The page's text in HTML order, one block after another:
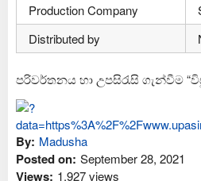
Production Company
Distributed by
පරිවර්තනය හා උපසිරැසි ගැන්වීම
By: Madusha
Posted on: September 28, 2021
Views: 1,927 views